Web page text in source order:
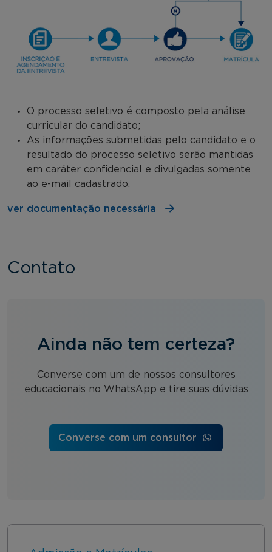
O processo seletivo é composto pela análise
curricular do candidato;
As informações submetidas pelo candidato e o
resultado do processo seletivo serão mantidas
em caráter confidencial e divulgadas somente
ao e-mail cadastrado.
ver documentação necessária
Contato
Ainda não tem certeza?
Converse com um de nossos consultores
educacionais no WhatsApp e tire suas dúvidas
Converse com um consultor